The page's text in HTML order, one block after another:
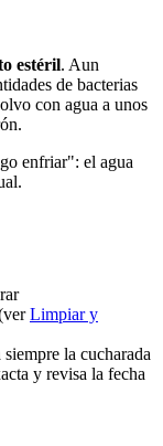
estéril. Aun
de bacterias
con agua a unos
enfriar": el agua
Limpiar y
la cucharada
y revisa la fecha